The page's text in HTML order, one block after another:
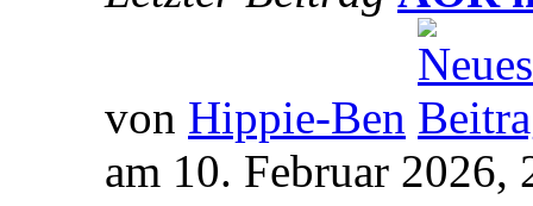
von Hippie-Ben
am 10. Februar 2026,